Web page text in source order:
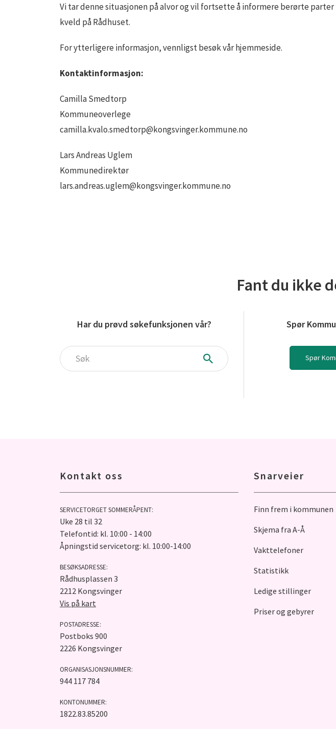
Vi tar denne situasjonen på alvor og vil fortsette å informere berørte
kveld på Rådhuset.
For ytterligere informasjon, vennligst besøk vår hjemmeside.
Kontaktinformasjon:
Camilla Smedtorp
Kommuneoverlege
camilla.kvalo.smedtorp@kongsvinger.kommune.no
Lars Andreas Uglem
Kommunedirektør
lars.andreas.uglem@kongsvinger.kommune.no
Fant du ikke
Har du prøvd søkefunksjonen vår?
Søk
Spør
Spør
Kontakt oss
SERVICETORGET SOMMERÅPENT:
Uke 28 til 32
Telefontid: kl. 10:00 - 14:00
Åpningstid servicetorg: kl. 10:00-14:00
BESØKSADRESSE:
Rådhusplassen 3
2212 Kongsvinger
Vis på kart
POSTADRESSE:
Postboks 900
2226 Kongsvinger
ORGANISASJONSNUMMER:
944 117 784
KONTONUMMER:
1822.83.85200
Snarveier
Finn frem i kommunen
Skjema fra A-Å
Vakttelefoner
Statistikk
Ledige stillinger
Priser og gebyrer